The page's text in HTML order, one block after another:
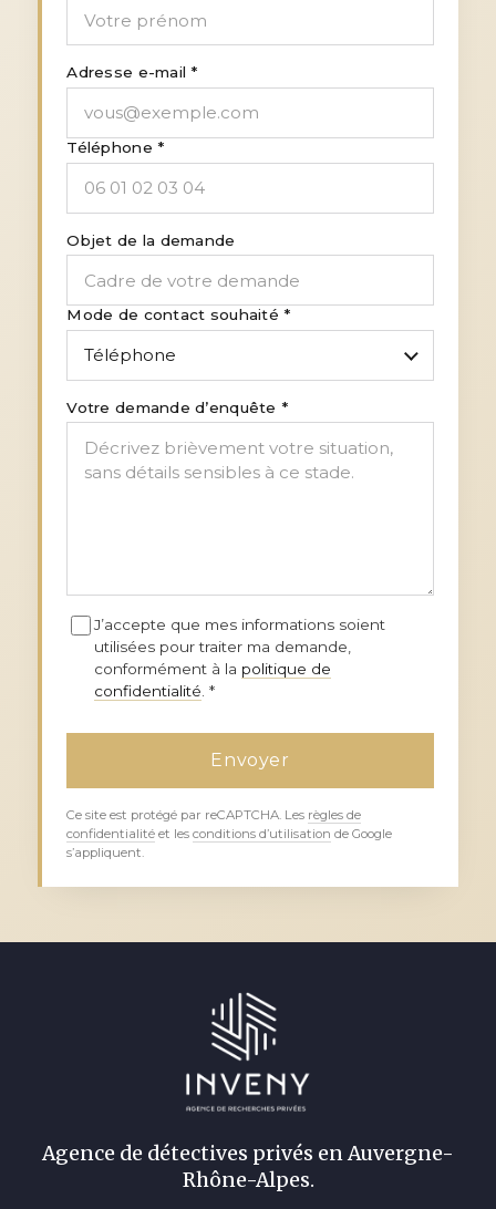
Adresse e-mail *
Téléphone *
Objet de la demande
Mode de contact souhaité *
Votre demande d’enquête *
J’accepte que mes informations soient
utilisées pour traiter ma demande,
conformément à la politique de
confidentialité . *
Envoyer
Ce site est protégé par reCAPTCHA. Les règles de
confidentialité et lesconditions d’utilisation de Google
s’appliquent.
Agence de détectives privés en Auvergne-
Rhône-Alpes.